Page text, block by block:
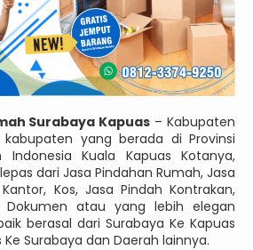
Surabaya Kapuas – Kabupaten
yang berada di Provinsi
Indonesia Kuala Kapuas Kotanya,
dari Jasa Pindahan Rumah, Jasa
Kos, Jasa Pindah Kontrakan,
Dokumen atau yang lebih elegan
berasal dari Surabaya Ke Kapuas
Surabaya dan Daerah lainnya.